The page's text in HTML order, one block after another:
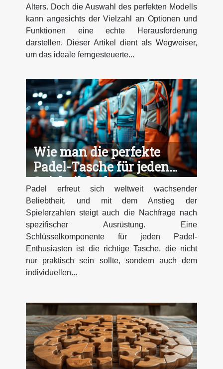
Alters. Doch die Auswahl des perfekten Modells
kann angesichts der Vielzahl an Optionen und
Funktionen eine echte Herausforderung
darstellen. Dieser Artikel dient als Wegweiser,
um das ideale ferngesteuerte...
Wie man die perfekte
Padel-Tasche für jeden
Spielstil findet
Padel erfreut sich weltweit wachsender
Beliebtheit, und mit dem Anstieg der
Spielerzahlen steigt auch die Nachfrage nach
spezifischer Ausrüstung. Eine
Schlüsselkomponente für jeden Padel-
Enthusiasten ist die richtige Tasche, die nicht
nur praktisch sein sollte, sondern auch dem
individuellen...